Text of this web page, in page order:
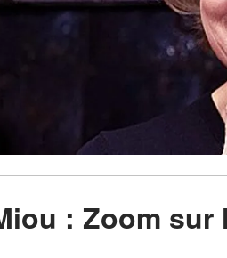
: Zoom sur